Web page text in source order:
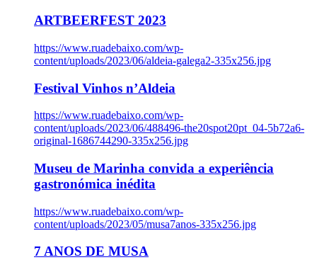
ARTBEERFEST 2023
https://www.ruadebaixo.com/wp-
content/uploads/2023/06/aldeia-galega2-335x256.jpg
Festival Vinhos n’Aldeia
https://www.ruadebaixo.com/wp-
content/uploads/2023/06/488496-the20spot20pt_04-5b72a6-
original-1686744290-335x256.jpg
Museu de Marinha convida a experiência
gastronómica inédita
https://www.ruadebaixo.com/wp-
content/uploads/2023/05/musa7anos-335x256.jpg
7 ANOS DE MUSA